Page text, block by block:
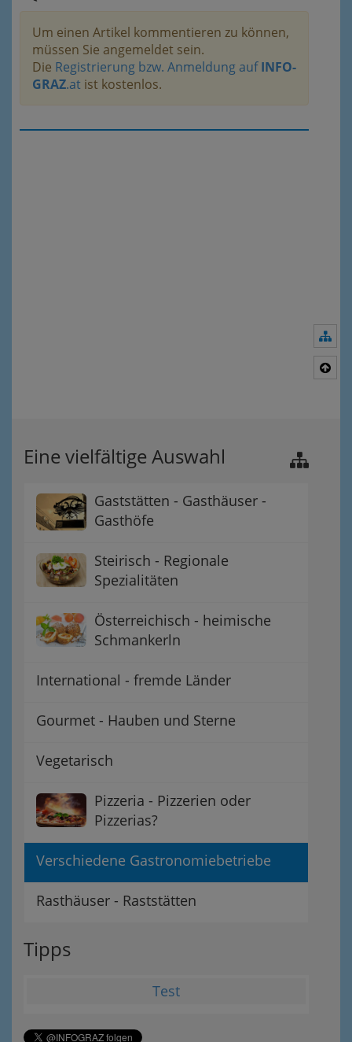
Um einen Artikel kommentieren zu können,
müssen Sie angemeldet sein.
Die Registrierung bzw. Anmeldung aufINFO-
GRAZ.at ist kostenlos.
Eine vielfältige Auswahl
Gaststätten - Gasthäuser -
Gasthöfe
Steirisch - Regionale
Spezialitäten
Österreichisch - heimische
Schmankerln
International - fremde Länder
Gourmet - Hauben und Sterne
Vegetarisch
Pizzeria - Pizzerien oder
Pizzerias?
Verschiedene Gastronomiebetriebe
Rasthäuser - Raststätten
Tipps
Test